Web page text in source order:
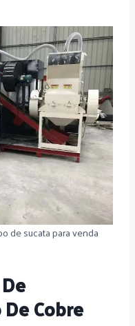
de sucata para venda
Cobre